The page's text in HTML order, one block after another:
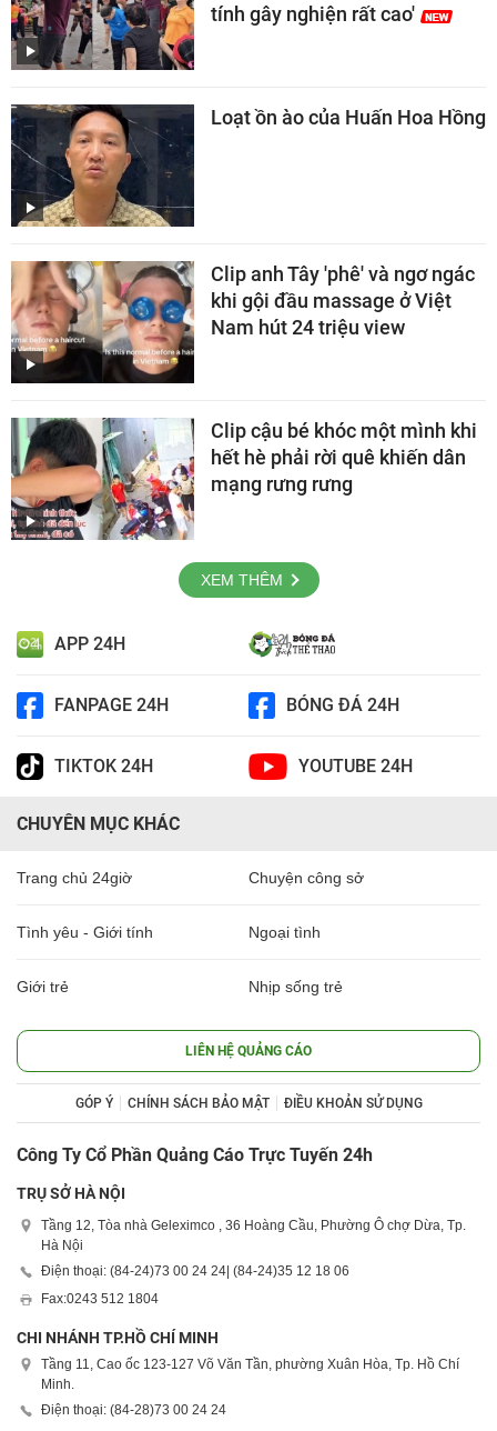
tính gây nghiện rất cao'
Loạt ồn ào của Huấn Hoa Hồng
Clip anh Tây 'phê' và ngơ ngác
khi gội đầu massage ở Việt
Nam hút 24 triệu view
Clip cậu bé khóc một mình khi
hết hè phải rời quê khiến dân
mạng rưng rưng
XEM THÊM
APP 24H
FANPAGE 24H BÓNG ĐÁ 24H
TIKTOK 24H YOUTUBE 24H
CHUYÊN MỤC KHÁC
Trang chủ 24giờ Chuyện công sở
Tình yêu - Giới tính Ngoại tình
Giới trẻ Nhịp sống trẻ
LIÊN HỆ QUẢNG CÁO
GÓP Ý CHÍNH SÁCH BẢO MẬT ĐIỀU KHOẢN SỬ DỤNG
Công Ty Cổ Phần Quảng Cáo Trực Tuyến 24h
TRỤ SỞ HÀ NỘI
Tầng 12, Tòa nhà Geleximco , 36 Hoàng Cầu, Phường Ô chợ Dừa, Tp.
Hà Nội
Điện thoại: (84-24)73 00 24 24| (84-24)35 12 18 06
Fax:0243 512 1804
CHI NHÁNH TP.HỒ CHÍ MINH
Tầng 11, Cao ốc 123-127 Võ Văn Tần, phường Xuân Hòa, Tp. Hồ Chí
Minh.
Điện thoại: (84-28)73 00 24 24